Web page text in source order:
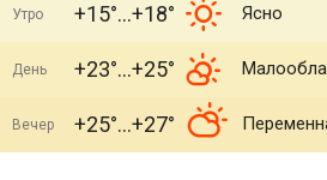
Утро +15° +18° Ясно
День +23° +25°
Вечер +25° +27°